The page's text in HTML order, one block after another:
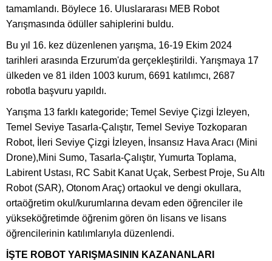
tamamlandı. Böylece 16. Uluslararası MEB Robot
Yarışmasında ödüller sahiplerini buldu.
Bu yıl 16. kez düzenlenen yarışma, 16-19 Ekim 2024
tarihleri arasında Erzurum'da gerçekleştirildi. Yarışmaya 17
ülkeden ve 81 ilden 1003 kurum, 6691 katılımcı, 2687
robotla başvuru yapıldı.
Yarışma 13 farklı kategoride; Temel Seviye Çizgi İzleyen,
Temel Seviye Tasarla-Çalıştır, Temel Seviye Tozkoparan
Robot, İleri Seviye Çizgi İzleyen, İnsansız Hava Aracı (Mini
Drone),Mini Sumo, Tasarla-Çalıştır, Yumurta Toplama,
Labirent Ustası, RC Sabit Kanat Uçak, Serbest Proje, Su Altı
Robot (SAR), Otonom Araç) ortaokul ve dengi okullara,
ortaöğretim okul/kurumlarına devam eden öğrenciler ile
yükseköğretimde öğrenim gören ön lisans ve lisans
öğrencilerinin katılımlarıyla düzenlendi.
İŞTE ROBOT YARIŞMASININ KAZANANLARI